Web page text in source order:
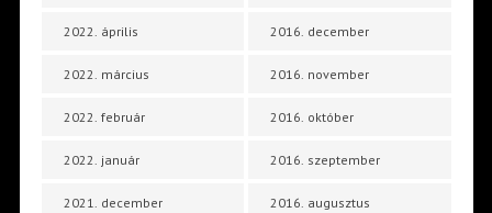
2022. április
2022. március
2022. február
2022. január
2021. december
2016. december
2016. november
2016. október
2016. szeptember
2016. augusztus